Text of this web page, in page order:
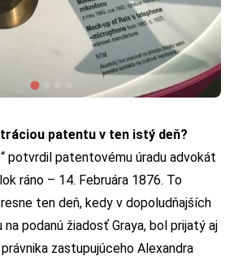
patentu v ten istý deň?
“ potvrdil patentovému úradu advokát
ráno – 14. Februára 1876. To
ten deň, kedy v dopoludňajších
na podanú žiadosť Graya, bol prijatý aj
zastupujúceho Alexandra